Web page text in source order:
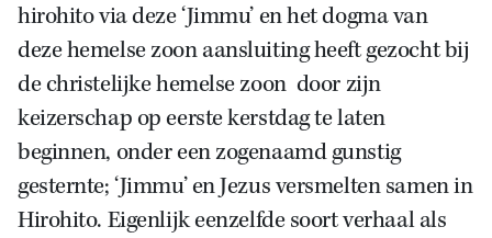
hirohito via deze ‘Jimmu’ en het dogma van
deze hemelse zoon aansluiting heeft gezocht bij
de christelijke hemelse zoon door zijn
keizerschap op eerste kerstdag te laten
beginnen, onder een zogenaamd gunstig
gesternte; ‘Jimmu’ en Jezus versmelten samen in
Hirohito. Eigenlijk eenzelfde soort verhaal als